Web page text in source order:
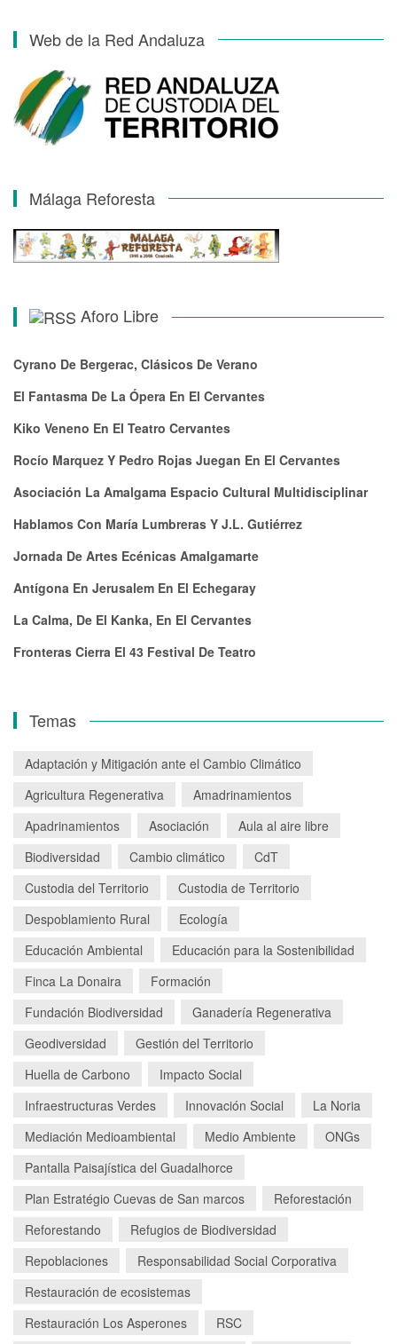
Web de la Red Andaluza
Málaga Reforesta
Aforo Libre
Cyrano De Bergerac, Clásicos De Verano
El Fantasma De La Ópera En El Cervantes
Kiko Veneno En El Teatro Cervantes
Rocío Marquez Y Pedro Rojas Juegan En El Cervantes
Asociación La Amalgama Espacio Cultural Multidisciplinar
Hablamos Con María Lumbreras Y J.L. Gutiérrez
Jornada De Artes Ecénicas Amalgamarte
Antígona En Jerusalem En El Echegaray
La Calma, De El Kanka, En El Cervantes
Fronteras Cierra El 43 Festival De Teatro
Temas
Adaptación y Mitigación ante el Cambio Climático
Agricultura Regenerativa
Amadrinamientos
Apadrinamientos
Asociación
Aula al aire libre
Biodiversidad
Cambio climático
CdT
Custodia del Territorio
Custodia de Territorio
Despoblamiento Rural
Ecología
Educación Ambiental
Educación para la Sostenibilidad
Finca La Donaira
Formación
Fundación Biodiversidad
Ganadería Regenerativa
Geodiversidad
Gestión del Territorio
Huella de Carbono
Impacto Social
Infraestructuras Verdes
Innovación Social
La Noria
Mediación Medioambiental
Medio Ambiente
ONGs
Pantalla Paisajística del Guadalhorce
Plan Estratégio Cuevas de San marcos
Reforestación
Reforestando
Refugios de Biodiversidad
Repoblaciones
Responsabilidad Social Corporativa
Restauración de ecosistemas
Restauración Los Asperones
RSC